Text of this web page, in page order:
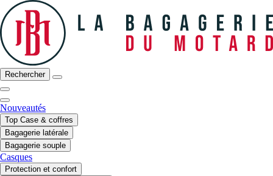
Rechercher
Nouveautés
Top Case & coffres
Bagagerie latérale
Bagagerie souple
Casques
Protection et confort